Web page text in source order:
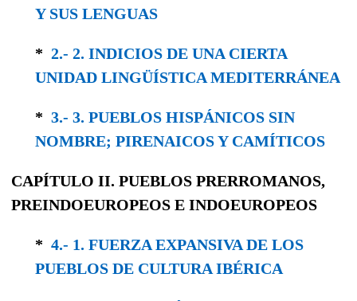
Y SUS LENGUAS
* 2.- 2. INDICIOS DE UNA CIERTA
UNIDAD LINGÜÍSTICA MEDITERRÁNEA
* 3.- 3. PUEBLOS HISPÁNICOS SIN
NOMBRE; PIRENAICOS Y CAMÍTICOS
CAPÍTULO II. PUEBLOS PRERROMANOS,
PREINDOEUROPEOS E INDOEUROPEOS
* 4.- 1. FUERZA EXPANSIVA DE LOS
PUEBLOS DE CULTURA IBÉRICA